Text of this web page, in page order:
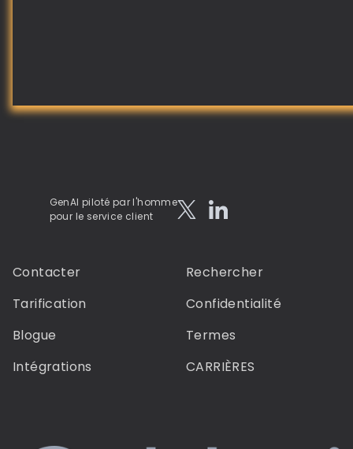
GenAI piloté par l'homme
pour le service client
Contacter
Tarification
Blogue
Intégrations
Rechercher
Confidentialité
Termes
CARRIÈRES